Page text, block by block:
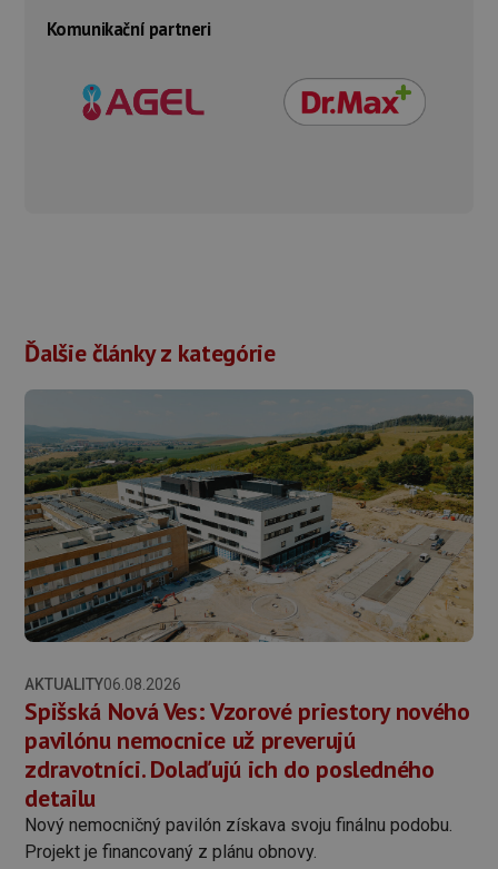
Komunikační partneri
Ďalšie články z kategórie
AKTUALITY06.08.2026
Spišská Nová Ves: Vzorové priestory nového
pavilónu nemocnice už preverujú
zdravotníci. Dolaďujú ich do posledného
detailu
Nový nemocničný pavilón získava svoju finálnu podobu.
Projekt je financovaný z plánu obnovy.